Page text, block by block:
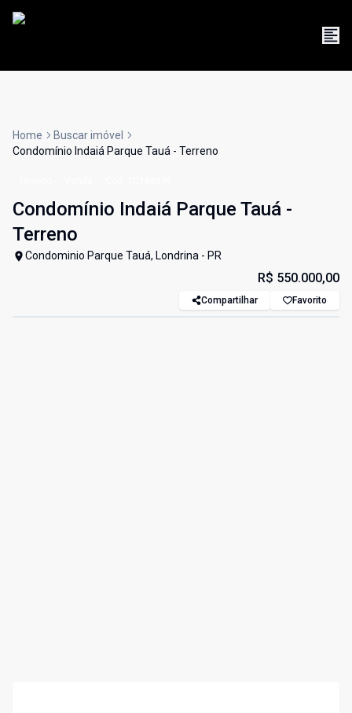
Home
Buscar imóvel
Condomínio Indaiá Parque Tauá - Terreno
Condomínio Indaiá Parque Tauá -
Terreno
Condominio Parque Tauá, Londrina - PR
R$ 550.000,00
Compartilhar Favorito